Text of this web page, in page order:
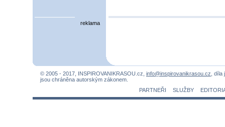
reklama
© 2005 - 2017, INSPIROVANIKRASOU.cz, info@inspirovanikrasou.cz ,
jsou chráněna autorským zákonem.
PARTNEŘI
SLUŽBY